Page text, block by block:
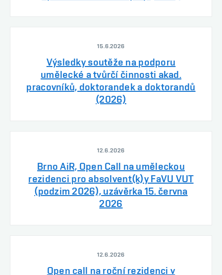
15.6.2026
Výsledky soutěže na podporu
umělecké a tvůrčí činnosti akad.
pracovníků, doktorandek a doktorandů
(2026)
12.6.2026
Brno AiR, Open Call na uměleckou
rezidenci pro absolvent(k)y FaVU VUT
(podzim 2026), uzávěrka 15. června
2026
12.6.2026
Open call na roční rezidenci v